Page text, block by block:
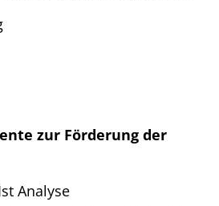
zur Förderung der
Analyse